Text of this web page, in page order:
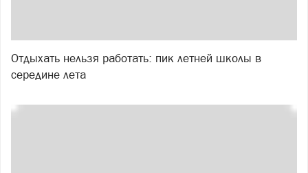
Отдыхать нельзя работать: пик летней школы в
середине лета